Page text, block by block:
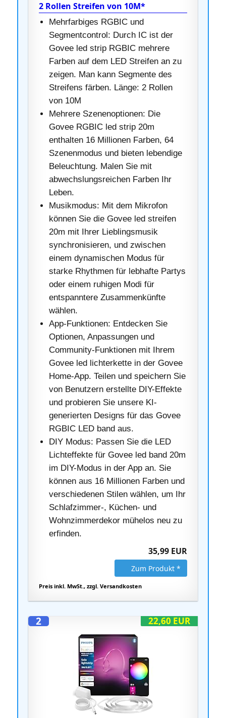
2 Rollen Streifen von 10M*
Mehrfarbiges RGBIC und
Segmentcontrol: Durch IC ist der
Govee led strip RGBIC mehrere
Farben auf dem LED Streifen an zu
zeigen. Man kann Segmente des
Streifens färben. Länge: 2 Rollen
von 10M
Mehrere Szenenoptionen: Die
Govee RGBIC led strip 20m
enthalten 16 Millionen Farben, 64
Szenenmodus und bieten lebendige
Beleuchtung. Malen Sie mit
abwechslungsreichen Farben Ihr
Leben.
Musikmodus: Mit dem Mikrofon
können Sie die Govee led streifen
20m mit Ihrer Lieblingsmusik
synchronisieren, und zwischen
einem dynamischen Modus für
starke Rhythmen für lebhafte Partys
oder einem ruhigen Modi für
entspanntere Zusammenkünfte
wählen.
App-Funktionen: Entdecken Sie
Optionen, Anpassungen und
Community-Funktionen mit Ihrem
Govee led lichterkette in der Govee
Home-App. Teilen und speichern Sie
von Benutzern erstellte DIY-Effekte
und probieren Sie unsere KI-
generierten Designs für das Govee
RGBIC LED band aus.
DIY Modus: Passen Sie die LED
Lichteffekte für Govee led band 20m
im DIY-Modus in der App an. Sie
können aus 16 Millionen Farben und
verschiedenen Stilen wählen, um Ihr
Schlafzimmer-, Küchen- und
Wohnzimmerdekor mühelos neu zu
erfinden.
35,99 EUR
Zum Produkt *
Preis inkl. MwSt., zzgl. Versandkosten
22,60 EUR
2